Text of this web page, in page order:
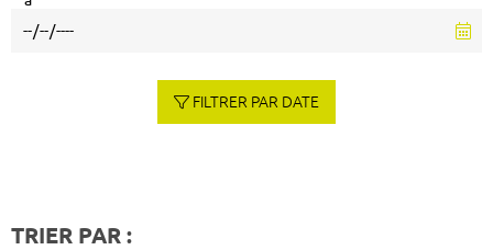
FILTRER PAR DATE
TRIER PAR :